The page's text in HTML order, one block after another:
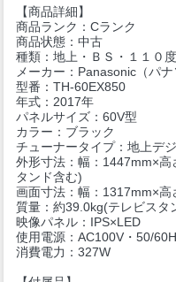
【商品詳細】
商品ランク：Cランク
商品状態：中古
種類：地上・ＢＳ・１１０
メーカー：Panasonic（パナ
型番：TH-60EX850
年式：2017年
パネルサイズ：60V型
カラー：ブラック
チューナータイプ：地上デ
外形寸法：幅：1447mm×
タンド含む)
画面寸法：幅：1317mm×
質量：約39.0kg(テレビスタ
映像パネル：IPS×LED
使用電源：AC100V・50/
消費電力：327W